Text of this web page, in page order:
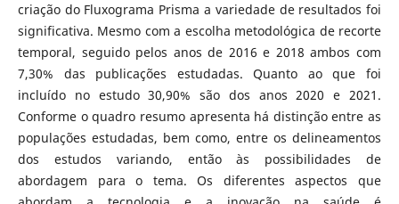
criação do Fluxograma Prisma a variedade de resultados foi
significativa. Mesmo com a escolha metodológica de recorte
temporal, seguido pelos anos de 2016 e 2018 ambos com
7,30% das publicações estudadas. Quanto ao que foi
incluído no estudo 30,90% são dos anos 2020 e 2021.
Conforme o quadro resumo apresenta há distinção entre as
populações estudadas, bem como, entre os delineamentos
dos estudos variando, então às possibilidades de
abordagem para o tema. Os diferentes aspectos que